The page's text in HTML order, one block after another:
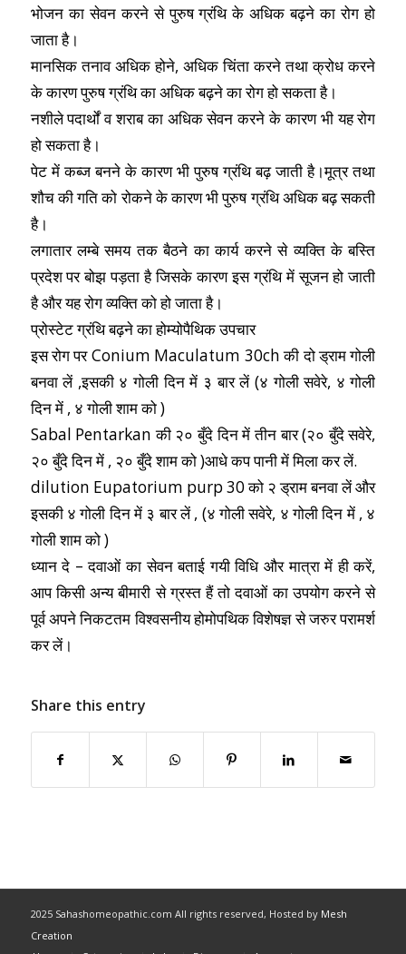
भोजन का सेवन करने से पुरुष ग्रंथि के अधिक बढ़ने का रोग हो
जाता है।
मानसिक तनाव अधिक होने, अधिक चिंता करने तथा क्रोध करने
के कारण पुरुष ग्रंथि का अधिक बढ़ने का रोग हो सकता है।
नशीले पदार्थों व शराब का अधिक सेवन करने के कारण भी यह रोग
हो सकता है।
पेट में कब्ज बनने के कारण भी पुरुष ग्रंथि बढ़ जाती है।मूत्र तथा
शौच की गति को रोकने के कारण भी पुरुष ग्रंथि अधिक बढ़ सकती
है।
लगातार लम्बे समय तक बैठने का कार्य करने से व्यक्ति के बस्ति
प्रदेश पर बोझ पड़ता है जिसके कारण इस ग्रंथि में सूजन हो जाती
है और यह रोग व्यक्ति को हो जाता है।
प्रोस्टेट ग्रंथि बढ़ने का होम्योपैथिक उपचार
इस रोग पर Conium Maculatum 30ch की दो ड्राम गोली
बनवा लें ,इसकी ४ गोली दिन में ३ बार लें (४ गोली सवेरे, ४ गोली
दिन में , ४ गोली शाम को )
Sabal Pentarkan की २० बुँदे दिन में तीन बार (२० बुँदे सवेरे,
२० बुँदे दिन में , २० बुँदे शाम को )आधे कप पानी में मिला कर लें.
dilution Eupatorium purp 30 को २ ड्राम बनवा लें और
इसकी ४ गोली दिन में ३ बार लें , (४ गोली सवेरे, ४ गोली दिन में , ४
गोली शाम को )
ध्यान दे – दवाओं का सेवन बताई गयी विधि और मात्रा में ही करें,
आप किसी अन्य बीमारी से ग्रस्त हैं तो दवाओं का उपयोग करने से
पूर्व अपने निकटतम विश्वसनीय होमोपथिक विशेषज्ञ से जरुर परामर्श
कर लें।
Share this entry
2025 Sahashomeopathic.com All rights reserved, Hosted by Mesh
Creation